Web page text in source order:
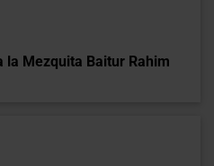
Mezquita Baitur Rahim